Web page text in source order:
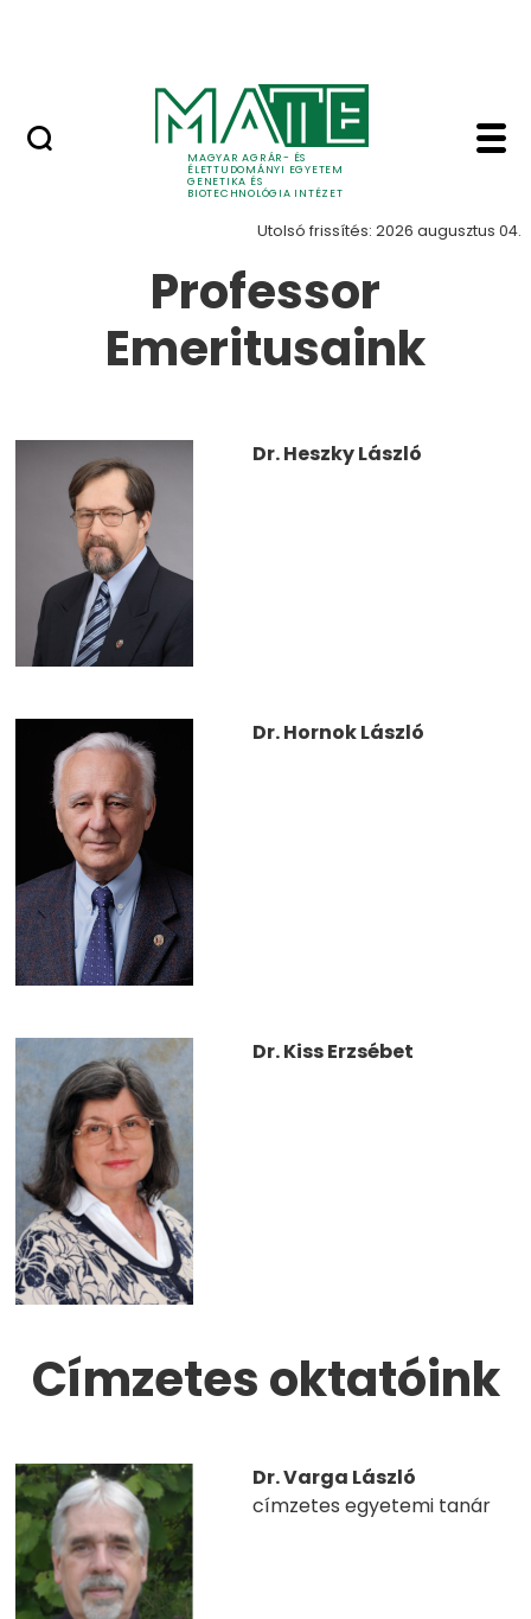
MAGYAR AGRÁR- ÉS
ÉLETTUDOMÁNYI EGYETEM
GENETIKA ÉS
BIOTECHNOLÓGIA INTÉZET
Munkatársak -
Munkatársak
Utolsó frissítés: 2026 augusztus 04.
Professor
Emeritusaink
Dr. Heszky László
Dr. Hornok László
Dr. Kiss Erzsébet
Címzetes oktatóink
Dr. Varga László
címzetes egyetemi tanár